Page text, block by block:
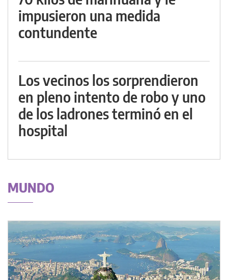
impusieron una medida
contundente
Los vecinos los sorprendieron
en pleno intento de robo y uno
de los ladrones terminó en el
hospital
MUNDO